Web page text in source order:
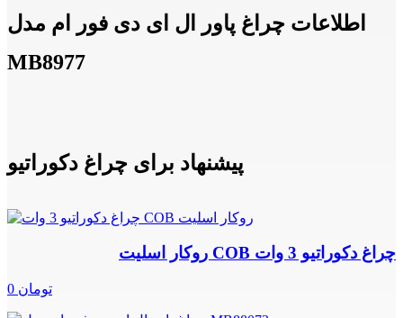
اطلاعات چراغ پاور ال ای دی فور ام مدل
MB8977
پیشنهاد برای چراغ دکوراتیو
چراغ دکوراتیو 3 وات COB روکار اسلیت
0 تومان